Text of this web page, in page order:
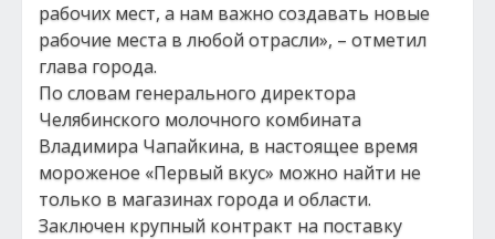
рабочих мест, а нам важно создавать новые
рабочие места в любой отрасли», – отметил
глава города.
По словам генерального директора
Челябинского молочного комбината
Владимира Чапайкина, в настоящее время
мороженое «Первый вкус» можно найти не
только в магазинах города и области.
Заключен крупный контракт на поставку